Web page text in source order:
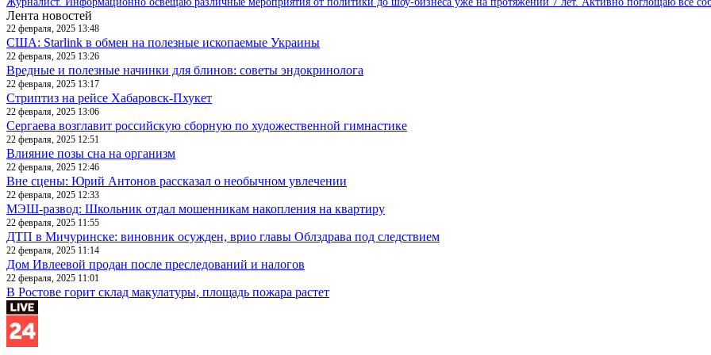
Лента новостей
22 февраля, 2025 13:48
США: Starlink в обмен на полезные ископаемые Украины
22 февраля, 2025 13:26
Вредные и полезные начинки для блинов: советы эндокринолога
22 февраля, 2025 13:17
Стриптиз на рейсе Хабаровск-Пхукет
22 февраля, 2025 13:06
Сергаева возглавит российскую сборную по художественной гимнастике
22 февраля, 2025 12:51
Влияние позы сна на организм
22 февраля, 2025 12:46
Вне сцены: Юрий Антонов рассказал о необычном увлечении
22 февраля, 2025 12:33
МЭШ-развод: Школьник отдал мошенникам накопления на квартиру
22 февраля, 2025 11:55
ДТП в Мичуринске: виновник осужден, врио главы Облздрава под следствием
22 февраля, 2025 11:14
Дом Ивлеевой продан после преследований и налогов
22 февраля, 2025 11:01
В Ростове горит склад макулатуры, площадь пожара растет